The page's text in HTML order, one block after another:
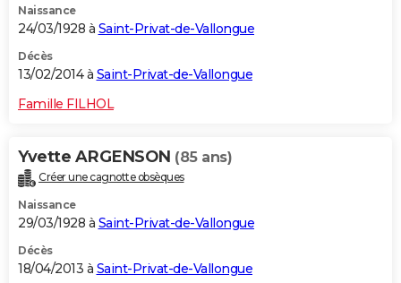
Naissance
24/03/1928 à Saint-Privat-de-Vallongue
Décès
13/02/2014 à Saint-Privat-de-Vallongue
Famille FILHOL
Yvette ARGENSON (85 ans)
Créer une cagnotte obsèques
Naissance
29/03/1928 à Saint-Privat-de-Vallongue
Décès
18/04/2013 à Saint-Privat-de-Vallongue